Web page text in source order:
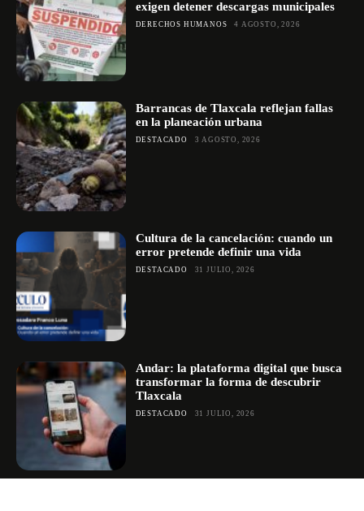
exigen detener descargas municipales
DERECHOS HUMANOS 4 AGOSTO, 2026
Barrancas de Tlaxcala reflejan fallas
en la planeación urbana
DESTACADO 3 AGOSTO, 2026
Cultura de la cancelación: cuando un
error pretende definir una vida
DESTACADO 31 JULIO, 2026
Andar: la plataforma digital que busca
transformar la forma de descubrir
Tlaxcala
DESTACADO 31 JULIO, 2026